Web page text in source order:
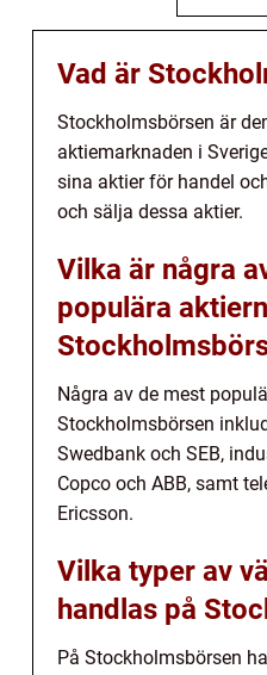
Vad är
Stockholmsbörsen är
aktiemarknaden i
sina aktier för handel
och sälja dessa aktier.
Vilka är några
populära
Några av de mest
Stockholmsbörsen
Swedbank och SEB,
Copco och ABB, samt
Ericsson.
Vilka typer av
handlas på
På Stockholmsbörsen